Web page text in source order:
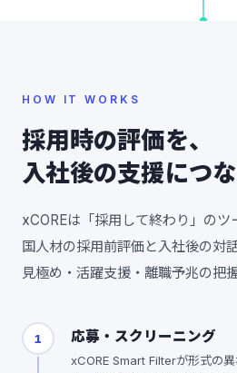
HOW IT WORKS
採用時の評価を、
入社後の支援につな
xCOREは「採用して終わり」の
国人材の採用前評価と入社後の対
見極め・活躍支援・離職予兆の把
1 応募・スクリーニング
xCORE Smart Filterが形式の